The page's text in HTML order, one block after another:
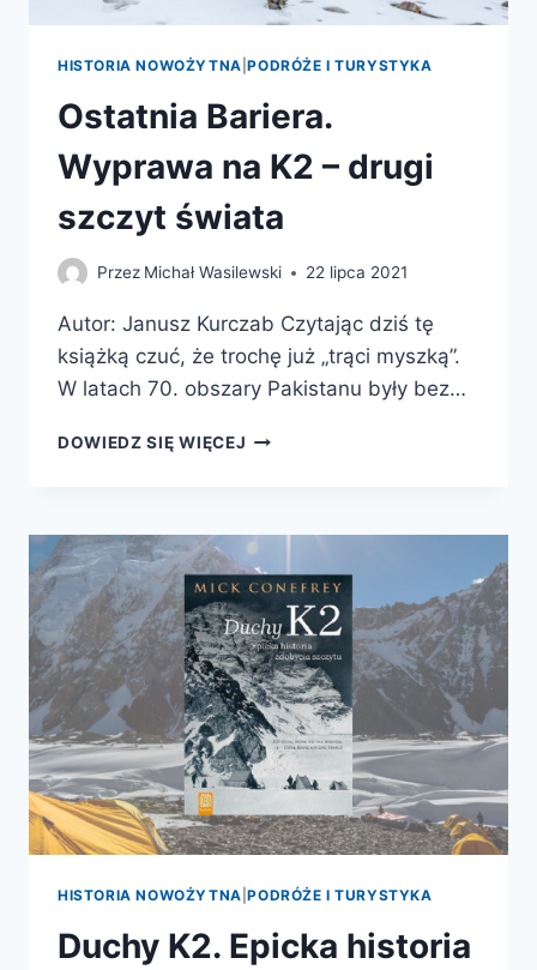
HISTORIA NOWOŻYTNA |PODRÓŻE I TURYSTYKA
Ostatnia Bariera.
Wyprawa na K2 – drugi
szczyt świata
Przez Michał Wasilewski 22 lipca 2021
Autor: Janusz Kurczab Czytając dziś tę
książką czuć, że trochę już „trąci myszką”.
W latach 70. obszary Pakistanu były bez…
DOWIEDZ SIĘ WIĘCEJ OSTATNIA
K2
DRUGI
SZCZYT
ŚWIATA
HISTORIA NOWOŻYTNA |PODRÓŻE I TURYSTYKA
Duchy K2. Epicka historia